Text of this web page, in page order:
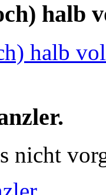
halb
halb
nicht